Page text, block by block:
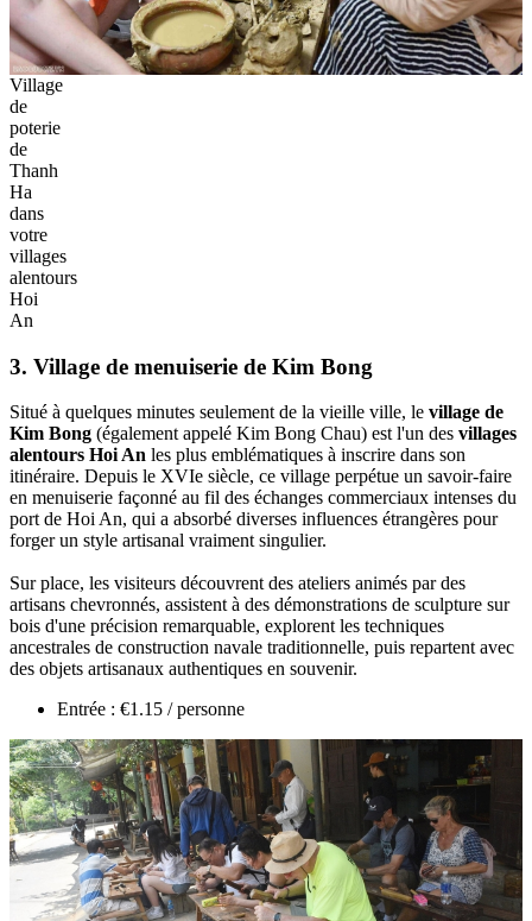
Village
de
poterie
de
Thanh
Ha
dans
votre
villages
alentours
Hoi
An
3. Village de menuiserie de Kim Bong
Situé à quelques minutes seulement de la vieille ville, le village de
Kim Bong (également appelé Kim Bong Chau) est l'un des villages
alentours Hoi An les plus emblématiques à inscrire dans son
itinéraire. Depuis le XVIe siècle, ce village perpétue un savoir-faire
en menuiserie façonné au fil des échanges commerciaux intenses du
port de Hoi An, qui a absorbé diverses influences étrangères pour
forger un style artisanal vraiment singulier.
Sur place, les visiteurs découvrent des ateliers animés par des
artisans chevronnés, assistent à des démonstrations de sculpture sur
bois d'une précision remarquable, explorent les techniques
ancestrales de construction navale traditionnelle, puis repartent avec
des objets artisanaux authentiques en souvenir.
Entrée : €1.15 / personne